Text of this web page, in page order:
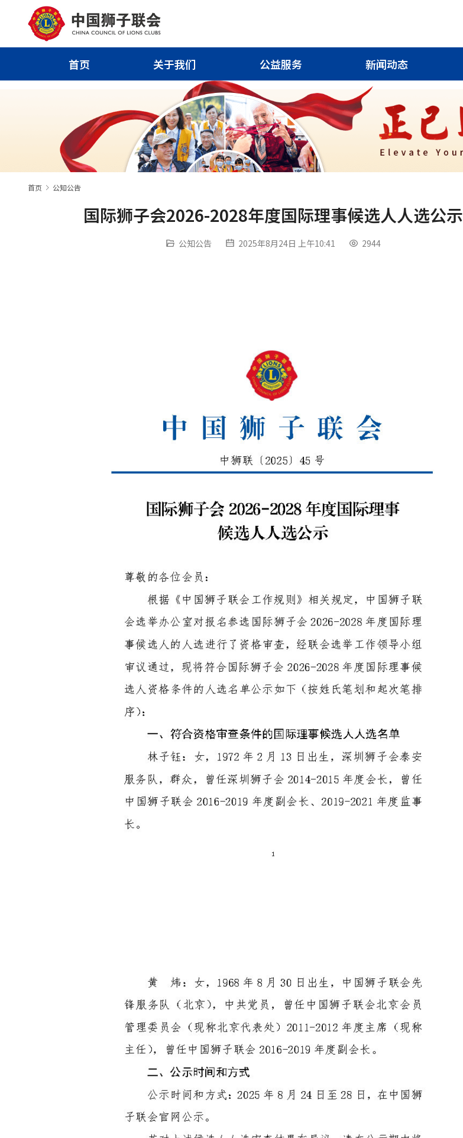
首页 关于我们 公益服务 新闻动态
首页 公知公告
国际狮子会2026-2028年度国际理事候选人人选公示
公知公告 2025年8月24日 上午10:41 2944